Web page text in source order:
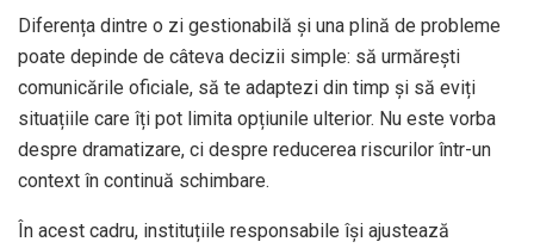
Diferența dintre o zi gestionabilă și una plină de probleme
poate depinde de câteva decizii simple: să urmărești
comunicările oficiale, să te adaptezi din timp și să eviți
situațiile care îți pot limita opțiunile ulterior. Nu este vorba
despre dramatizare, ci despre reducerea riscurilor într-un
context în continuă schimbare.
În acest cadru, instituțiile responsabile își ajustează